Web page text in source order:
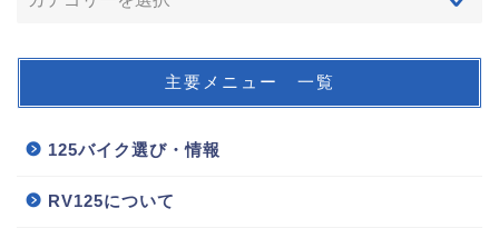
主要メニュー 一覧
125バイク選び・情報
RV125について